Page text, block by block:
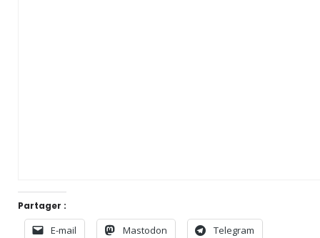
Partager :
E-mail Mastodon Telegram